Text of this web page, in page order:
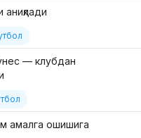
— клубдан
амалга ошишига